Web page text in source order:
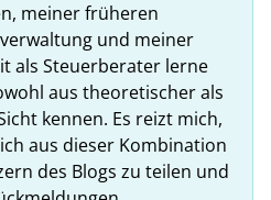
meiner früheren
und meiner
als Steuerberater lerne
aus theoretischer als
kennen. Es reizt mich,
aus dieser Kombination
des Blogs zu teilen und